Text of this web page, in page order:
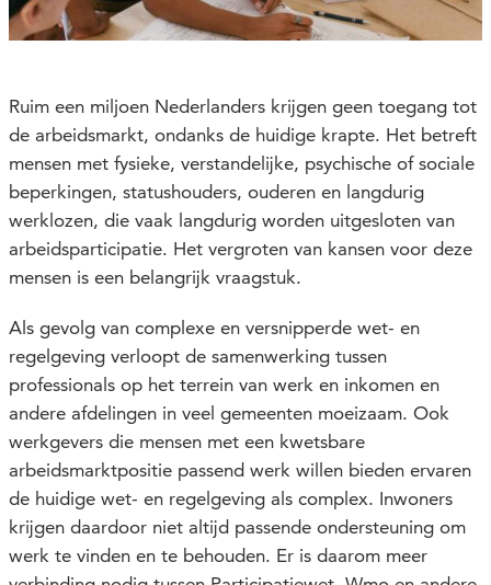
Ruim een miljoen Nederlanders krijgen geen toegang tot
de arbeidsmarkt, ondanks de huidige krapte. Het betreft
mensen met fysieke, verstandelijke, psychische of sociale
beperkingen, statushouders, ouderen en langdurig
werklozen, die vaak langdurig worden uitgesloten van
arbeidsparticipatie. Het vergroten van kansen voor deze
mensen is een belangrijk vraagstuk.
Als gevolg van complexe en versnipperde wet- en
regelgeving verloopt de samenwerking tussen
professionals op het terrein van werk en inkomen en
andere afdelingen in veel gemeenten moeizaam. Ook
werkgevers die mensen met een kwetsbare
arbeidsmarktpositie passend werk willen bieden ervaren
de huidige wet- en regelgeving als complex. Inwoners
krijgen daardoor niet altijd passende ondersteuning om
werk te vinden en te behouden. Er is daarom meer